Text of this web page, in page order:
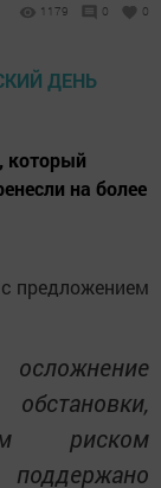
1179 0 0
который
на более
предложением
риском